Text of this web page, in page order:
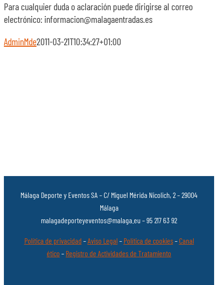
Para cualquier duda o aclaración puede dirigirse al correo
electrónico: informacion@malagaentradas.es
AdminMde2011-03-21T10:34:27+01:00
Málaga Deporte y Eventos SA – C/ Miguel Mérida Nicolich, 2 – 29004
Málaga
malagadeporteyeventos@malaga.eu – 95 217 63 92
Política de privacidad –Aviso Legal – Política de cookies–Canal
ético – Registro de Actividades de Tratamiento